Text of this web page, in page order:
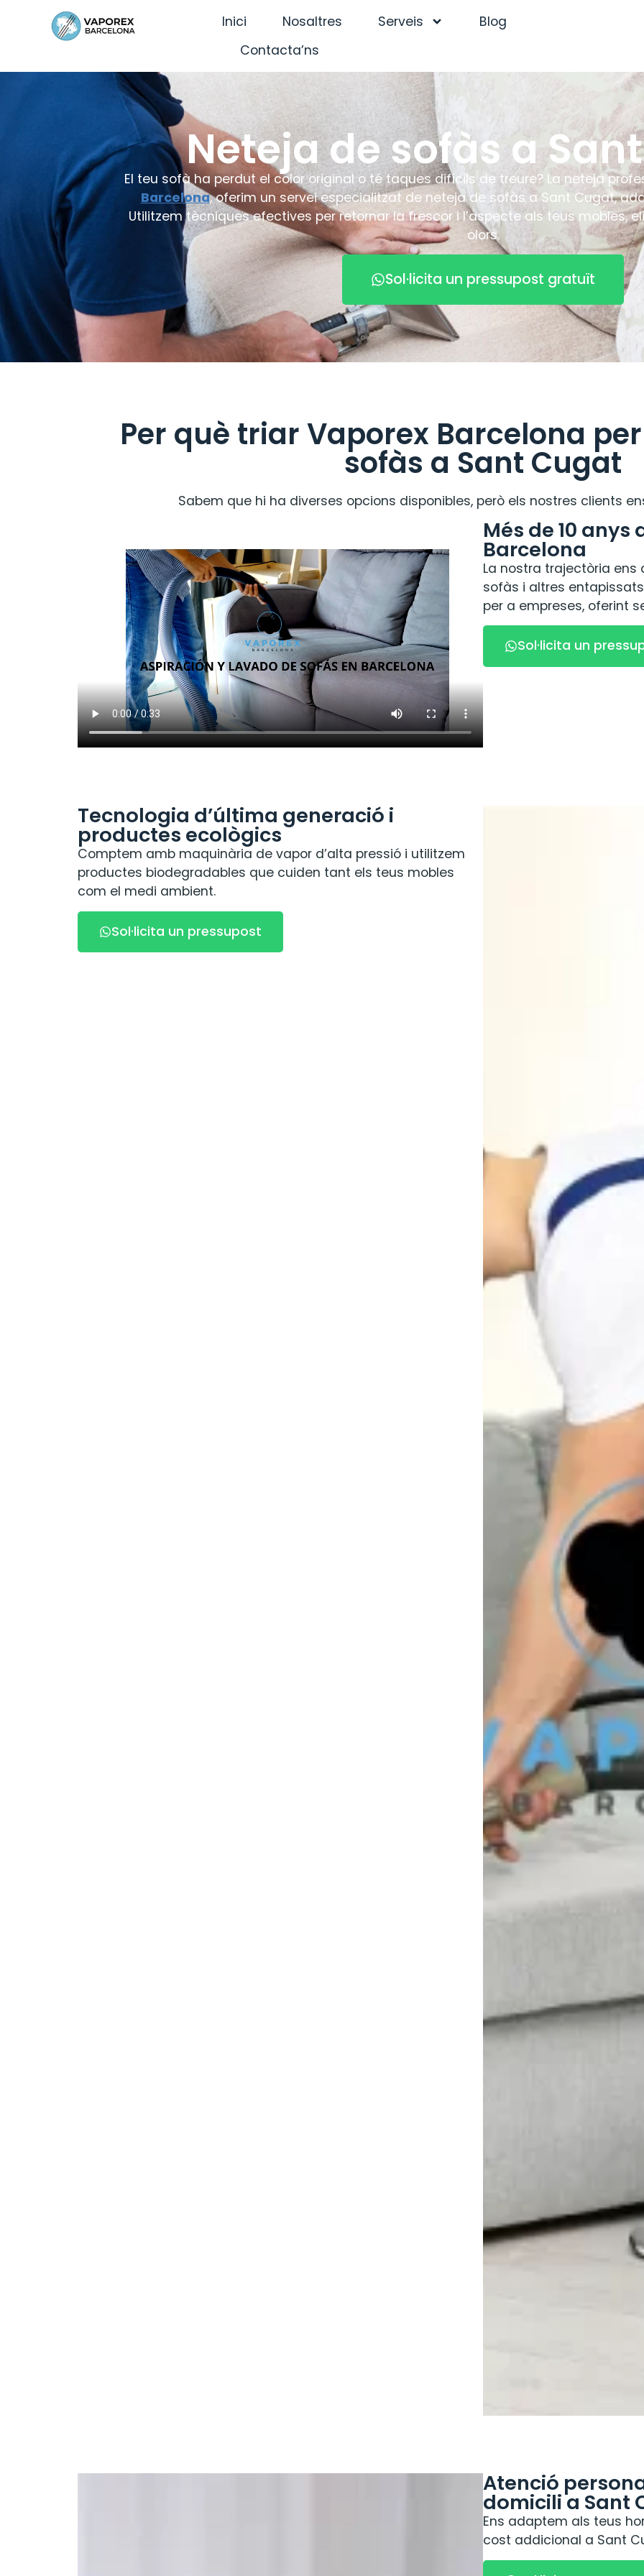
Inici Nosaltres Serveis
Blog
Contacta’ns
Neteja de sofàs a
El teu sofà ha perdut el color original o té taques difícils de treure? La neteja
Barcelona, oferim un servei especialitzat de neteja de sofàs a Sant Cugat,
Utilitzem tècniques efectives per retornar la frescor i l’aspecte als teus mobles,
olors.
Sol·licita un pressupost gratuït
Per què triar Vaporex Barcelona
sofàs a Sant Cugat
Sabem que hi ha diverses opcions disponibles, però els nostres clients
Més de 10 anys
Barcelona
La nostra trajectòria
sofàs i altres
per a empreses, oferint
Sol·licita un
Tecnologia d’última generació i
productes ecològics
Comptem amb maquinària de vapor d’alta pressió i utilitzem
productes biodegradables que cuiden tant els teus mobles
com el medi ambient.
Sol·licita un pressupost
Atenció
domicili a Sant
Ens adaptem als teus
cost addicional a Sant